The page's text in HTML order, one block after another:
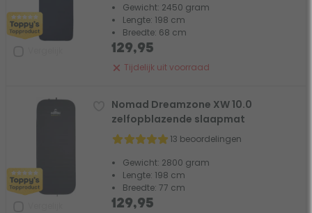
Gewicht: 2450 gram
Lengte: 198 cm
Breedte: 68 cm
Tijdelijk uit voorraad
129,95
Nomad Dreamzone XW 10.0
zelfopblazende slaapmat
13 beoordelingen
Gewicht: 2800 gram
Lengte: 198 cm
Breedte: 77 cm
129,95